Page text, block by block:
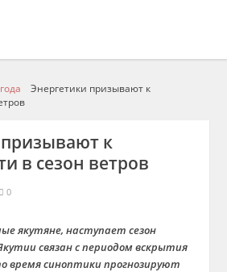
Энергетики призывают к
к
в сезон ветров
0
якутяне, наступает сезон
связан с периодом вскрытия
время синоптики прогнозируют